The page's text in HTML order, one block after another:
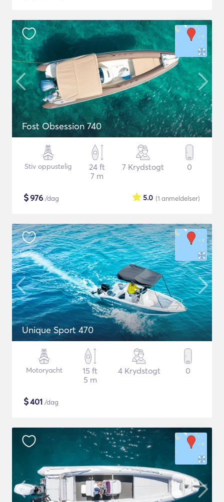
Fost Obsession 740
Stiv oppustelig
24 ft
7 m
7 Krydstogt 0
$976 /dag (1 anmeldelser)
5.0
Unique Sport 470
Motoryacht
15 ft
5 m
4 Krydstogt 0
$401 /dag